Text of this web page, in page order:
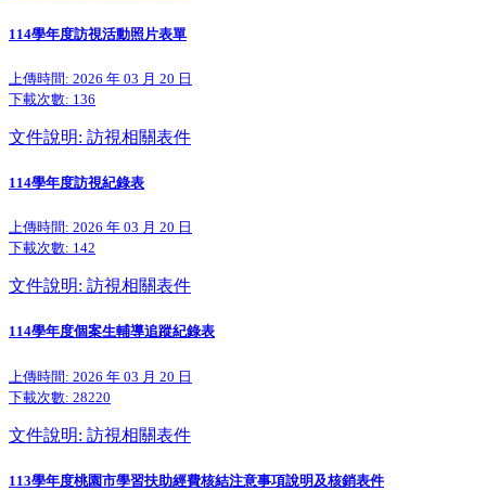
114學年度訪視活動照片表單
上傳時間: 2026 年 03 月 20 日
下載次數: 136
文件說明: 訪視相關表件
114學年度訪視紀錄表
上傳時間: 2026 年 03 月 20 日
下載次數: 142
文件說明: 訪視相關表件
114學年度個案生輔導追蹤紀錄表
上傳時間: 2026 年 03 月 20 日
下載次數: 28220
文件說明: 訪視相關表件
113學年度桃園市學習扶助經費核結注意事項說明及核銷表件